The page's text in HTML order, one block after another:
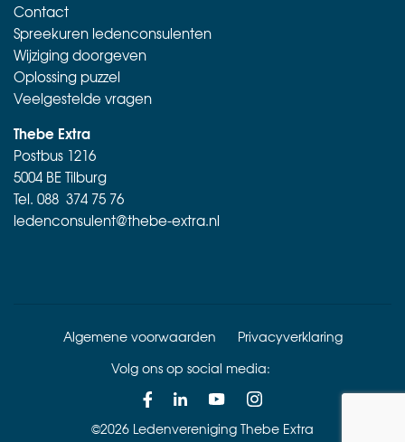
Contact
Spreekuren ledenconsulenten
Wijziging doorgeven
Oplossing puzzel
Veelgestelde vragen
Thebe Extra
Postbus 1216
5004 BE Tilburg
Tel. 088 374 75 76
ledenconsulent@thebe-extra.nl
©2026 Ledenvereniging Thebe Extra
Algemene voorwaarden
Privacyverklaring
Volg ons op social media: